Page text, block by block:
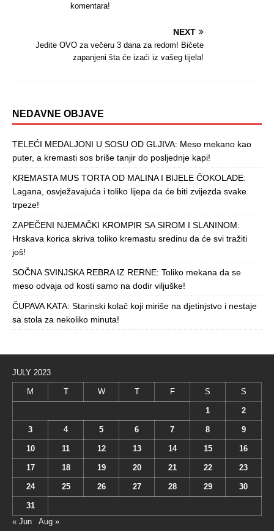
komentara!
NEXT
Jedite OVO za večeru 3 dana za redom! Bićete
zapanjeni šta će izaći iz vašeg tijela!
NEDAVNE OBJAVE
TELEĆI MEDALJONI U SOSU OD GLJIVA: Meso mekano kao
puter, a kremasti sos briše tanjir do posljednje kapi!
KREMASTA MUS TORTA OD MALINA I BIJELE ČOKOLADE:
Lagana, osvježavajuća i toliko lijepa da će biti zvijezda svake
trpeze!
ZAPEČENI NJEMAČKI KROMPIR SA SIROM I SLANINOM:
Hrskava korica skriva toliko kremastu sredinu da će svi tražiti
još!
SOČNA SVINJSKA REBRA IZ RERNE: Toliko mekana da se
meso odvaja od kosti samo na dodir viljuške!
ČUPAVA KATA: Starinski kolač koji miriše na djetinjstvo i nestaje
sa stola za nekoliko minuta!
JULY 2023
M T W T F S S
1 2
3 4 5 6 7 8 9
10 11 12 13 14 15 16
17 18 19 20 21 22 23
24 25 26 27 28 29 30
31
« Jun
Aug »